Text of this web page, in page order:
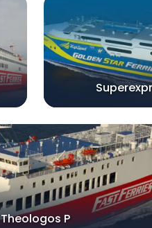
Theologos P